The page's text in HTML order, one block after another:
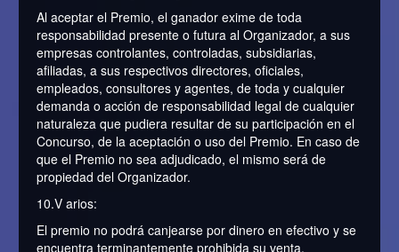
Al aceptar el Premio, el ganador exime de toda
responsabilidad presente o futura al Organizador, a sus
empresas controlantes, controladas, subsidiarias,
afiliadas, a sus respectivos directores, oficiales,
empleados, consultores y agentes, de toda y cualquier
demanda o acción de responsabilidad legal de cualquier
naturaleza que pudiera resultar de su participación en el
Concurso, de la aceptación o uso del Premio. En caso de
que el Premio no sea adjudicado, el mismo será de
propiedad del Organizador.
10.V arios:
El premio no podrá canjearse por dinero en efectivo y se
encuentra terminantemente prohibida su venta.